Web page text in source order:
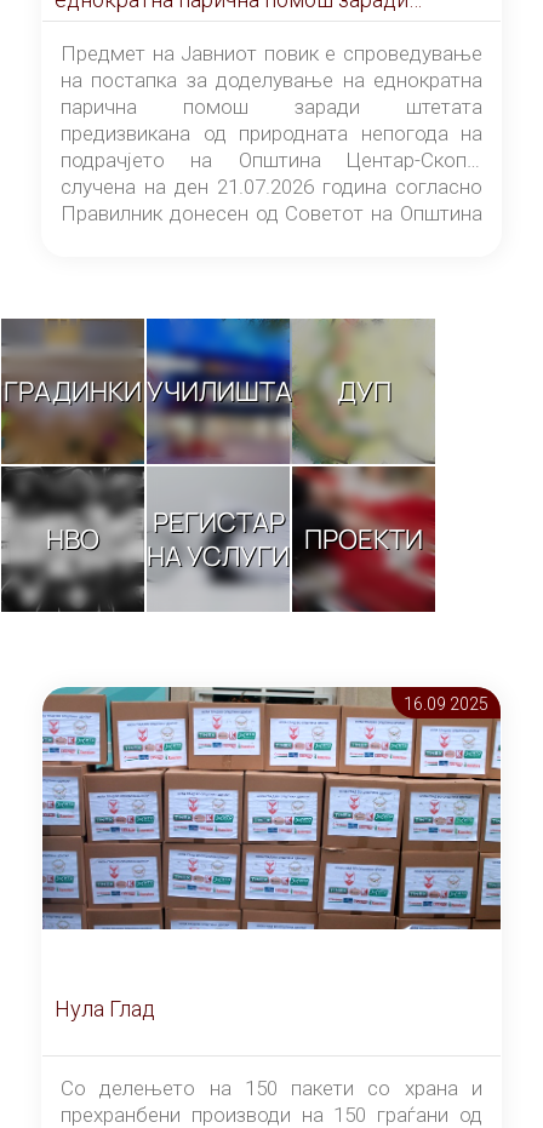
штетата предизвикана од природната
непогода на подрачјето на Општина
Центар-Скопје случена на ден 21.07.2026
година
Предмет на Јавниот повик е спроведување
на постапка за доделување на еднократна
парична помош заради штетата
предизвикана од природната непогода на
подрачјето на Општина Центар-Скопје
случена на ден 21.07.2026 година согласно
Правилник донесен од Советот на Општина
ГРАДИНКИУЧИЛИШТА ДУП
НВО
РЕГИСТАР
НА УСЛУГИ ПРОЕКТИ
16.09 2025
Нула Глад
Со делењето на 150 пакети со храна и
прехранбени производи на 150 граѓани од